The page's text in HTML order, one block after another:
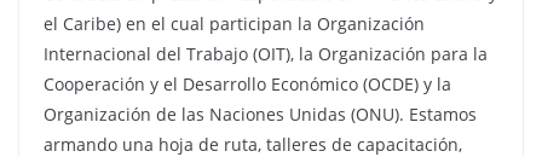
el Caribe) en el cual participan la Organización
Internacional del Trabajo (OIT), la Organización para la
Cooperación y el Desarrollo Económico (OCDE) y la
Organización de las Naciones Unidas (ONU). Estamos
armando una hoja de ruta, talleres de capacitación,